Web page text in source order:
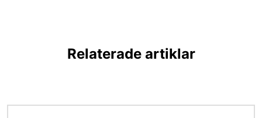
Relaterade artiklar